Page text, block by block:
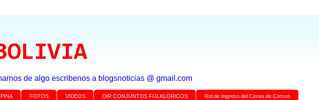
de algo escribenos a blogsnoticias @ gmail.com
FOTOS VIDEOS DIR CONJUNTOS FOLKLORICOS Rol de Ingreso del Corso de Corsos